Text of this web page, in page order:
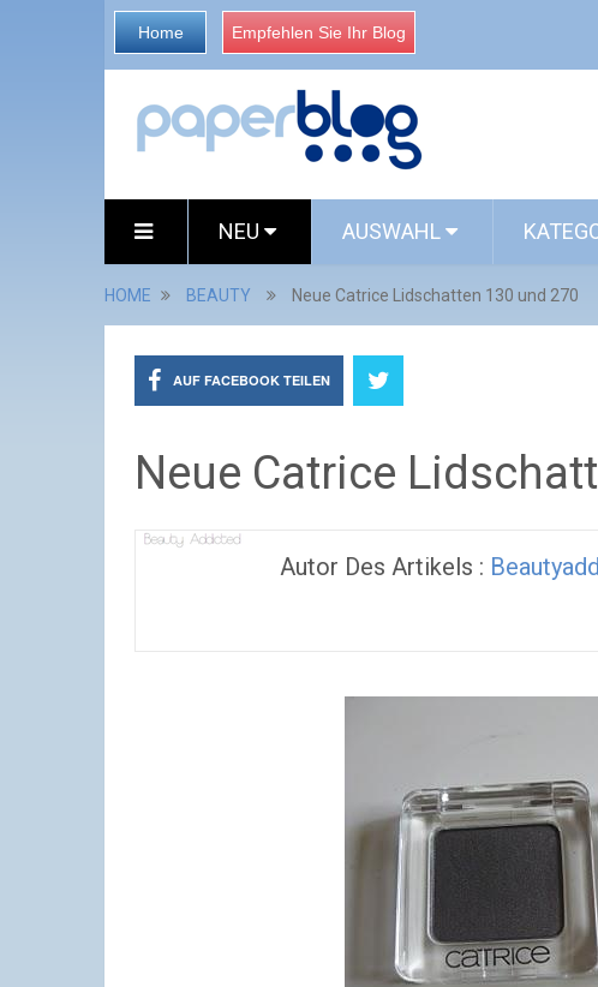
Home Empfehlen Sie Ihr Blog
NEU AUSWAHL
HOME BEAUTY Neue Catrice Lidschatten 130 und 270
AUF FACEBOOK TEILEN
Neue Catrice
Autor Des Artikels :